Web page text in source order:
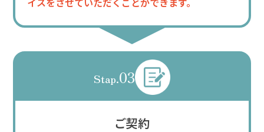
Stap.03
ご契約